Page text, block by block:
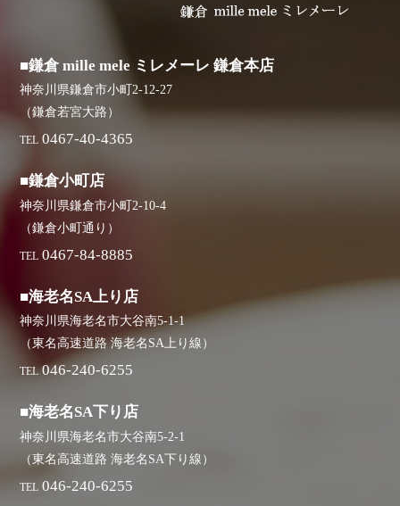
■鎌倉 mille mele ミレメーレ 鎌倉本店
神奈川県鎌倉市小町2-12-27
（鎌倉若宮大路）
TEL 0467-40-4365
■鎌倉小町店
神奈川県鎌倉市小町2-10-4
（鎌倉小町通り）
TEL 0467-84-8885
■海老名SA上り店
神奈川県海老名市大谷南5-1-1
（東名高速道路 海老名SA上り線）
TEL 046-240-6255
■海老名SA下り店
神奈川県海老名市大谷南5-2-1
（東名高速道路 海老名SA下り線）
TEL 046-240-6255